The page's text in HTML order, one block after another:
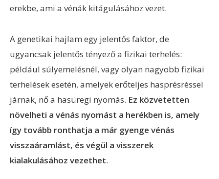
erekbe, ami a vénák kitágulásához vezet.
A genetikai hajlam egy jelentős faktor, de
ugyancsak jelentős tényező a fizikai terhelés:
például súlyemelésnél, vagy olyan nagyobb fizikai
terhelések esetén, amelyek erőteljes hasprésréssel
járnak, nő a hasüregi nyomás. Ez közvetetten
növelheti a vénás nyomást a herékben is, amely
így tovább ronthatja a már gyenge vénás
visszaáramlást, és végül a visszerek
kialakulásához vezethet.